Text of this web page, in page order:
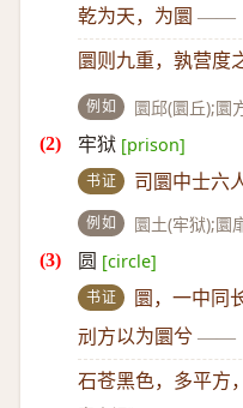
乾为天，为圜 ——
圜则九重，孰营度
例如 圜邱(圜丘);圜
牢狱 [prison]
书证 司圜中士六
例如 圜土(牢狱);圜
圆 [circle]
书证 圜，一中同
刓方以为圜兮 ——
石苍黑色，多平方